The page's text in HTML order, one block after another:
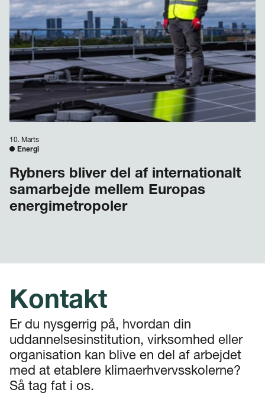
10. Marts
Energi
Rybners bliver del af internationalt
samarbejde mellem Europas
energimetropoler
Kontakt
Er du nysgerrig på, hvordan din
uddannelsesinstitution, virksomhed eller
organisation kan blive en del af arbejdet
med at etablere klimaerhvervsskolerne?
Så tag fat i os.